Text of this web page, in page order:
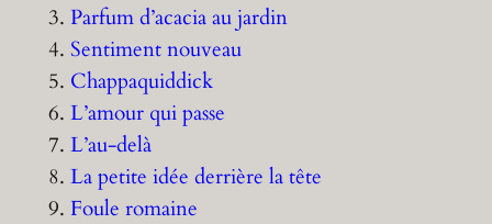
3. Parfum d’acacia au jardin
4. Sentiment nouveau
5. Chappaquiddick
6. L’amour qui passe
7. L’au-delà
8. La petite idée derrière la tête
9. Foule romaine